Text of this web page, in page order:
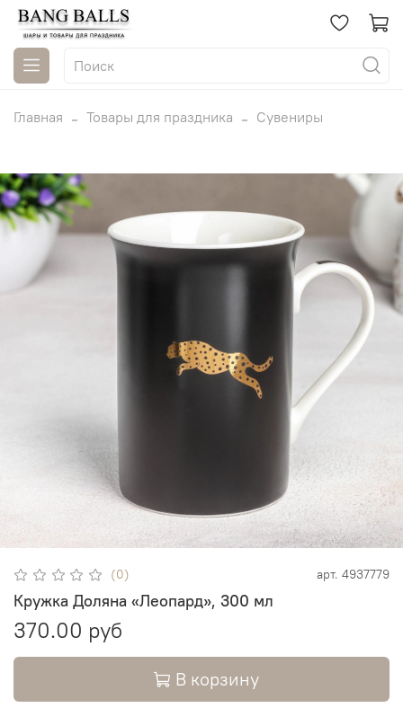
Главная Товары для праздника Сувениры
(0) арт. 4937779
Кружка Доляна «Леопард», 300 мл
370.00 руб
В корзину